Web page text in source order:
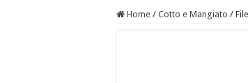
Home / Cotto e Mangiato /